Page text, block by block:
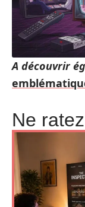
A découvrir
Ne